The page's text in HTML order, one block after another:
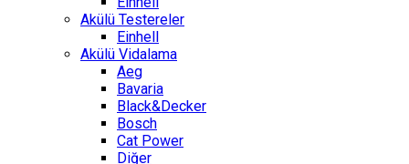
Akülü Testereler
Einhell
Akülü Vidalama
Aeg
Bavaria
Black&Decker
Bosch
Cat Power
Diğer